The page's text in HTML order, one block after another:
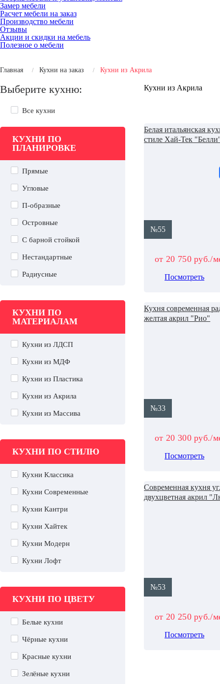
Замер мебели
Расчет мебели на заказ
Производство мебели
Отзывы
Акции и скидки на мебель
Полезное о мебели
Главная Кухни на заказ Кухни из Акрила
Выберите кухню:
Все кухни
КУХНИ ПО
ПЛАНИРОВКЕ
Прямые
Угловые
П-образные
Островные
С барной стойкой
Нестандартные
Радиусные
КУХНИ ПО
МАТЕРИАЛАМ
Кухни из ЛДСП
Кухни из МДФ
Кухни из Пластика
Кухни из Акрила
Кухни из Массива
КУХНИ ПО СТИЛЮ
Кухни Классика
Кухни Современные
Кухни Кантри
Кухни Хайтек
Кухни Модерн
Кухни Лофт
КУХНИ ПО ЦВЕТУ
Белые кухни
Чёрные кухни
Красные кухни
Зелёные кухни
Кухни из Акрила
Белая итальянская
стиле Хай-Тек
№55
от 20 750 руб./
Посмотреть
Кухня современная
желтая акрил "Рио"
№33
от 20 300 руб./
Посмотреть
Современная кухня
двухцветная акрил
№53
от 20 250 руб./
Посмотреть